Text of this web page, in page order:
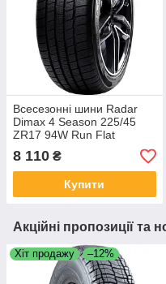
Всесезонні шини Radar
Dimax 4 Season 225/45
ZR17 94W Run Flat
8 110 ₴
Купити
Акційні пропозиції та
Хіт продажу –12%